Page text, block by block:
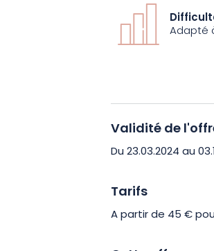
son Opéra-
découvrirez des
abritaient les
vous souhaitiez
autre occasion
faire de votre sortie
N’attendez plus !
visite à Metz une
Adapté
Validité de
Du 23.03.2024 au
Tarifs
A partir de 45 €